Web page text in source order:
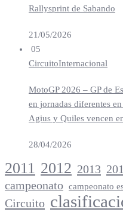
Rallysprint de Sabando
21/05/2026
05
CircuitoInternacional
MotoGP 2026 – GP de
en jornadas diferentes
Agius y Quiles vencen
28/04/2026
2011 2012 2013
campeonato campeonato
Circuito